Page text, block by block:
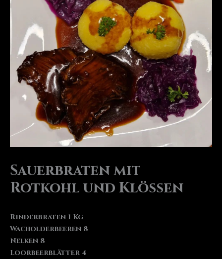
Sauerbraten mit
Rotkohl und Klößen
Rinderbraten 1 Kg
Wacholderbeeren 8
Nelken 8
Loorbeerblätter 4